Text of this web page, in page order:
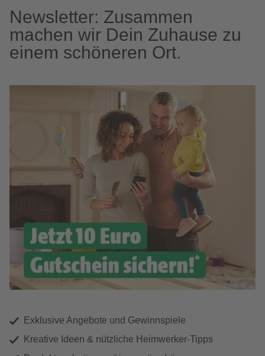
Newsletter: Zusammen
machen wir Dein Zuhause zu
einem schöneren Ort.
Exklusive Angebote und Gewinnspiele
Kreative Ideen & nützliche Heimwerker-Tipps